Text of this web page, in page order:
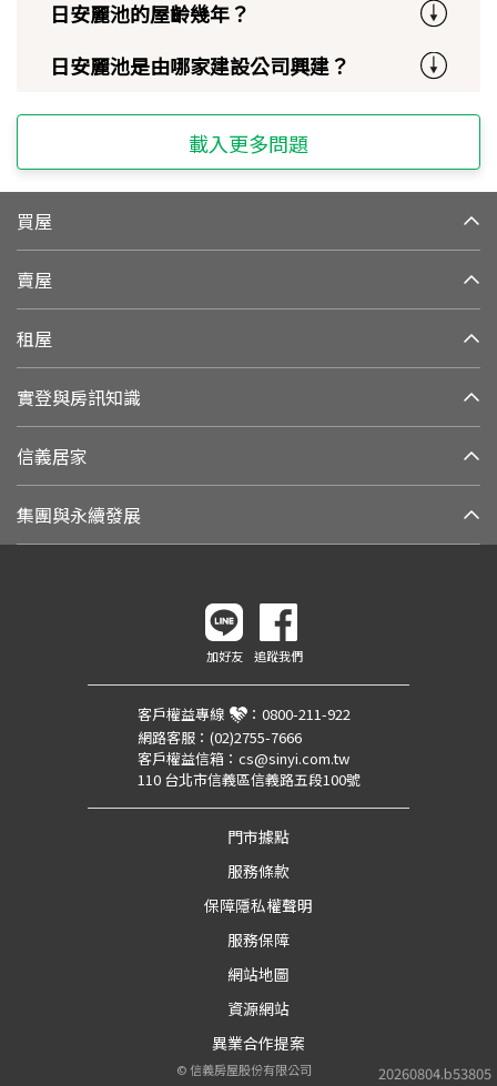
日安麗池的屋齡幾年？
日安麗池是由哪家建設公司興建？
載入更多問題
買屋
賣屋
租屋
實登與房訊知識
信義居家
集團與永續發展
20260804.b53805
加好友 追蹤我們
客戶權益專線 ： 0800-211-922
網路客服： (02)2755-7666
客戶權益信箱： cs@sinyi.com.tw
110 台北市信義區信義路五段100號
門市據點
服務條款
保障隱私權聲明
服務保障
網站地圖
資源網站
異業合作提案
©信義房屋股份有限公司